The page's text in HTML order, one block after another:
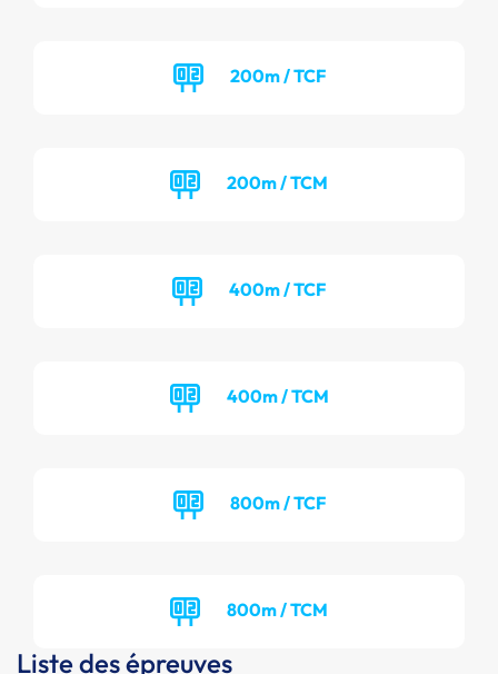
200m / TCF
200m / TCM
400m / TCF
400m / TCM
800m / TCF
800m / TCM
Liste des épreuves